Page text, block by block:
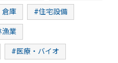
倉庫 #住宅設備
漁業
#医療・バイオ